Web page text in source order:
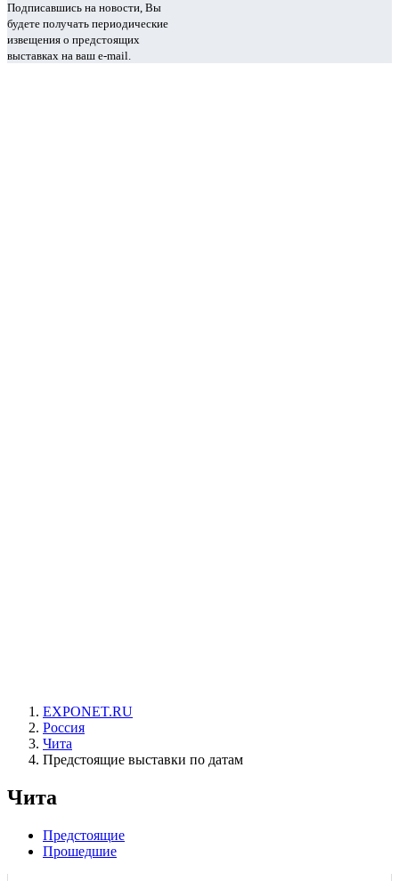
Подписавшись на новости, Вы
будете получать периодические
извещения о предстоящих
выставках на ваш e-mail.
EXPONET.RU
Россия
Чита
Предстоящие выставки по датам
Чита
Предстоящие
Прошедшие